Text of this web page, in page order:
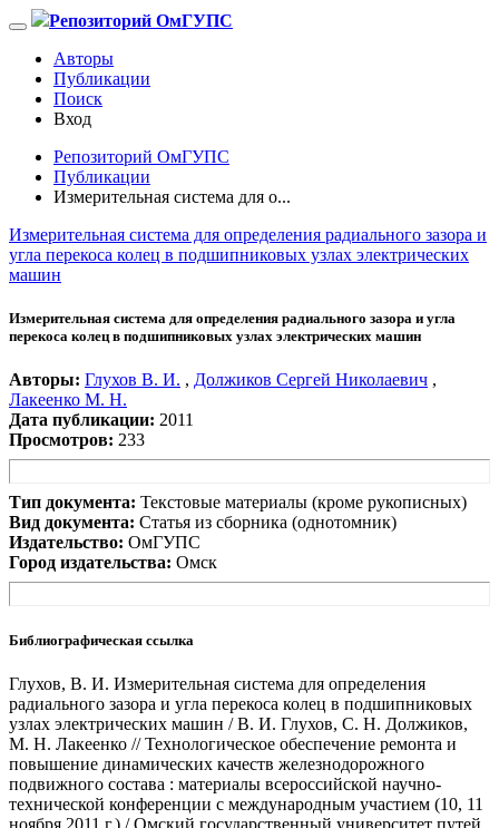
Репозиторий ОмГУПС
Авторы
Публикации
Поиск
Вход
Репозиторий ОмГУПС
Публикации
Измерительная система для о...
Измерительная система для определения радиального зазора и
угла перекоса колец в подшипниковых узлах электрических
машин
Измерительная система для определения радиального зазора и угла
перекоса колец в подшипниковых узлах электрических машин
Авторы: Глухов В. И. , Должиков Сергей Николаевич ,
Лакеенко М. Н.
Дата публикации: 2011
Просмотров: 233
Тип документа: Текстовые материалы (кроме рукописных)
Вид документа: Статья из сборника (однотомник)
Издательство: ОмГУПС
Город издательства: Омск
Библиографическая ссылка
Глухов, В. И. Измерительная система для определения
радиального зазора и угла перекоса колец в подшипниковых
узлах электрических машин / В. И. Глухов, С. Н. Должиков,
М. Н. Лакеенко // Технологическое обеспечение ремонта и
повышение динамических качеств железнодорожного
подвижного состава : материалы всероссийской научно-
технической конференции с международным участием (10, 11
ноября 2011 г.) / Омский государственный университет путей